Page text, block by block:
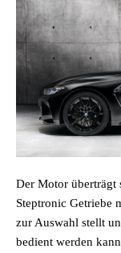
Der Motor überträgt
Steptronic Getriebe
zur Auswahl stellt
bedient werden